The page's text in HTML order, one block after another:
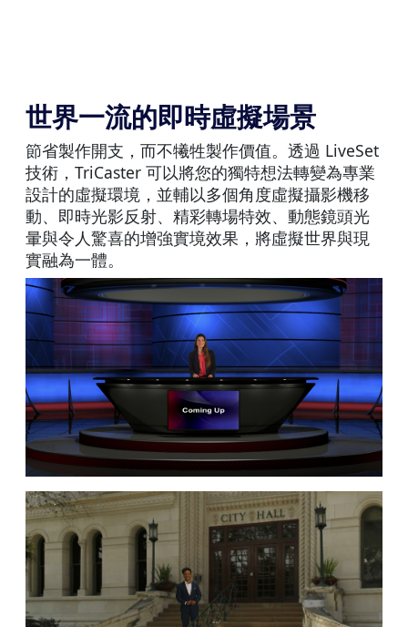
世界一流的即時虛擬場景
節省製作開支，而不犧牲製作價值。透過 LiveSet
技術，TriCaster 可以將您的獨特想法轉變為專業
設計的虛擬環境，並輔以多個角度虛擬攝影機移
動、即時光影反射、精彩轉場特效、動態鏡頭光
暈與令人驚喜的增強實境效果，將虛擬世界與現
實融為一體。